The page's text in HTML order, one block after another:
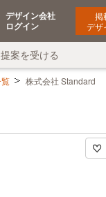
デザイン会社
ログイン
掲
デザ
案を受ける
株式会社 Standard